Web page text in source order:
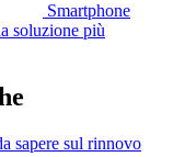
Smartphone
soluzione più